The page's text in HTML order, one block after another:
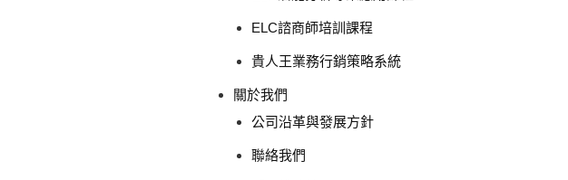
ELC諮商師培訓課程
貴人王業務行銷策略系統
關於我們
公司沿革與發展方針
聯絡我們